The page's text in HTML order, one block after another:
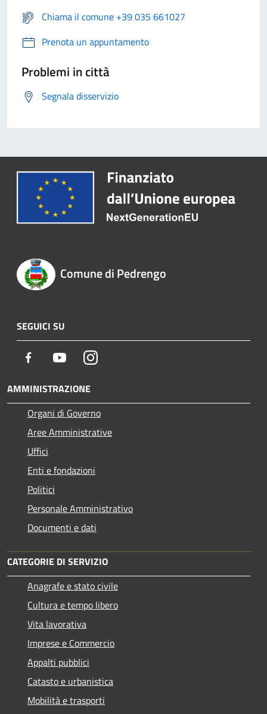
Chiama il comune +39 035 661027
Prenota un appuntamento
Problemi in città
Segnala disservizio
Comune di Pedrengo
SEGUICI SU
Facebook YoutubeInstagram
AMMINISTRAZIONE
Organi di Governo
Aree Amministrative
Uffici
Enti e fondazioni
Politici
Personale Amministrativo
Documenti e dati
CATEGORIE DI SERVIZIO
Anagrafe e stato civile
Cultura e tempo libero
Vita lavorativa
Imprese e Commercio
Appalti pubblici
Catasto e urbanistica
Mobilità e trasporti